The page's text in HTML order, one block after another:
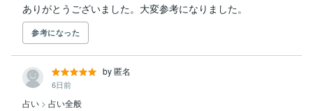
ありがとうございました。大変参考になりました。
参考になった
by 匿名
6日前
占い > 占い全般